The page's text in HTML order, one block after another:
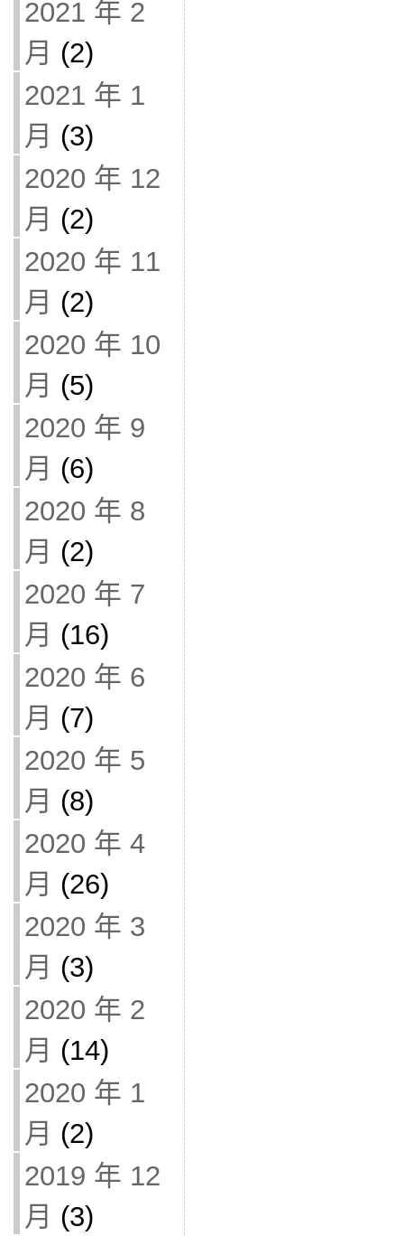
2021 年 2
月 (2)
2021 年 1
月 (3)
2020 年 12
月 (2)
2020 年 11
月 (2)
2020 年 10
月 (5)
2020 年 9
月 (6)
2020 年 8
月 (2)
2020 年 7
月 (16)
2020 年 6
月 (7)
2020 年 5
月 (8)
2020 年 4
月 (26)
2020 年 3
月 (3)
2020 年 2
月 (14)
2020 年 1
月 (2)
2019 年 12
月 (3)